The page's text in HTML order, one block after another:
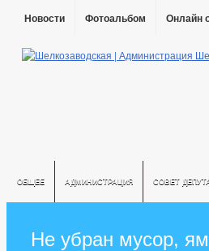
Новости Фотоальбом Онлайн
ОБЩЕЕ АДМИНИСТРАЦИЯ СОВЕТ
Не убран мусор,